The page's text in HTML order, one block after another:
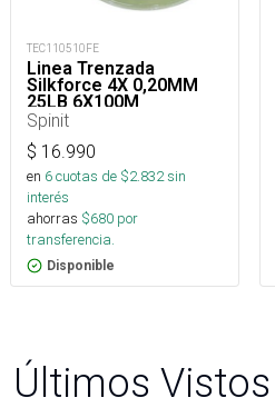
TEC110510FE
Linea Trenzada
Silkforce 4X 0,20MM
25LB 6X100M
Spinit
$ 16.990
en 6cuotas de $2.832sin
interés
ahorras $680 por
transferencia.
Disponible
Últimos Vistos